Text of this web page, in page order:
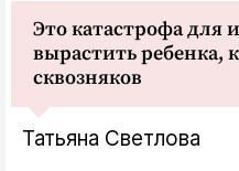
Это катастрофа для
вырастить ребенка,
сквозняков
Татьяна Светлова